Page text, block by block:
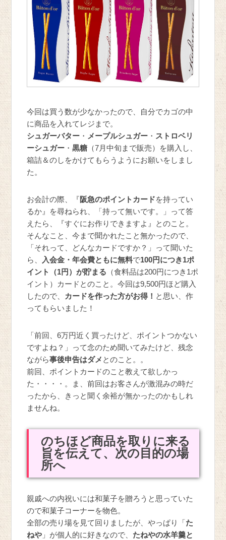
今回は買う数が少なかったので、自分でカゴの中
に商品を入れてレジまで。
シュガーバター ・ メープルシュガー ・ ストロベリ
ーシュガー ・黒糖 （7月中旬まで販売）を購入し、
箱詰＆のしをかけてもらうようにお願いをしまし
た。
お会計の際、『阪急のポイントカードを持ってい
るか』を尋ねられ、「持って無いです。」って答
えたら、『すぐにお作りできますよ』とのこと。
そんなこと、今まで聞かれたこと無かったので、
「それって、どんなカードですか？」って聞いた
ら、
入会金・年会費ともに無料で100円につき1ポ
イント（1円）が貯まる （食料品は200円につき1ポ
イント）カードとのこと。今回は9,500円ほど購入
したので、 カードを作った方がお得！ と思い、作
ってもらいました！
「前回、6万円近く買ったけど、ポイントつかない
ですよね？」って念のため聞いてみたけど、残念
ながら事後申告はダメ とのこと。。
前回、ポイントカードのこと教えて欲しかっ
た・・・・。ま、前回はお客さんが激混みの時だ
ったから、きっと聞く余裕が無かったのかもしれ
ませんね。
のちほど商品を取りに来る
旨を伝えて、次の目的の場
所へ
親戚への内祝いには和菓子を贈ろうと思っていた
ので和菓子コーナーを物色。
全部の売り場を見て回りましたが、やっぱり「た
ねや 」が個人的に好きなので、 たねやの水羊羹と